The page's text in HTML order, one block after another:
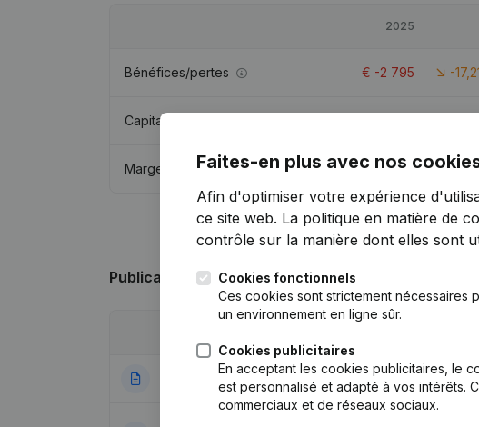
2025
Bénéfices/pertes € -2 795 -
Capitaux propres
Marge brute € -1 633
Publicationsde Newhouse Estates
06-10-2022 Siège Social(NL)
Faites-en plus avec nos
Afin d'optimiser votre expérience
ce site web. La politique en matière de
contrôle sur la manière dont elles sont
Cookies fonctionnels
Ces cookies sont strictement
un environnement en ligne sûr.
Cookies publicitaires
En acceptant les cookies publicitaires, le
est personnalisé et adapté à vos intérêts.
commerciaux et de réseaux sociaux.